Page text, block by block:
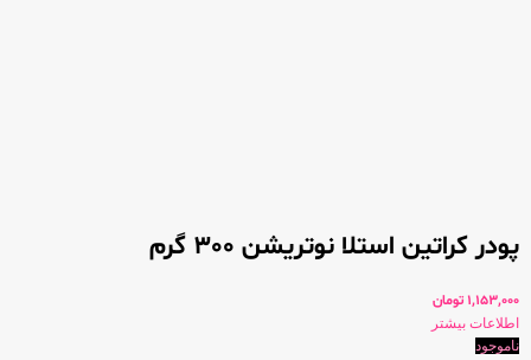
پودر کراتین استلا نوتریشن 300 گرم
1,153,000 تومان
اطلاعات بیشتر
ناموجود